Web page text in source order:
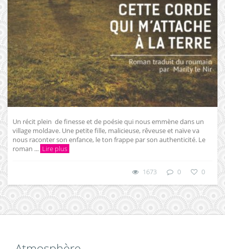
Un récit plein de finesse et de poésie qui nous emmène dans un
village moldave. Une petite fille, malicieuse, rêveuse et naïve va
nous raconter son enfance, le ton frappe par son authenticité. Le
roman ... Lire plus
1673 0 0